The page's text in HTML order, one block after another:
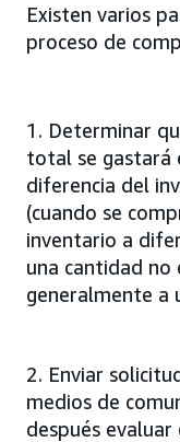
Existen varios
proceso de
1. Determinar
total se gastará
diferencia del
(cuando se
inventario a
una cantidad no
generalmente a
2. Enviar
medios de
después